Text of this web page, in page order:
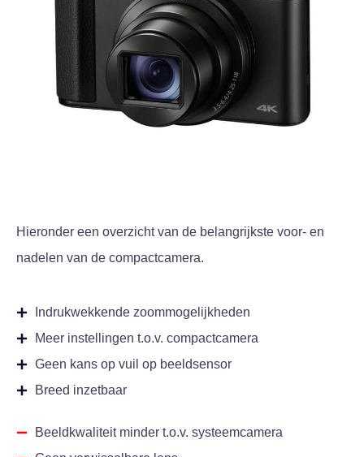
Hieronder een overzicht van de belangrijkste voor- en
nadelen van de compactcamera.
Indrukwekkende zoommogelijkheden
Meer instellingen t.o.v. compactcamera
Geen kans op vuil op beeldsensor
Breed inzetbaar
Beeldkwaliteit minder t.o.v. systeemcamera